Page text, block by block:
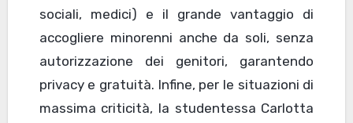
sociali, medici) e il grande vantaggio di
accogliere minorenni anche da soli, senza
autorizzazione dei genitori, garantendo
privacy e gratuità. Infine, per le situazioni di
massima criticità, la studentessa Carlotta